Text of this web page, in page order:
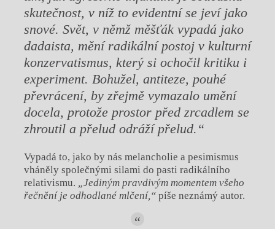
skutečnost, v níž to evidentní se jeví jako
snové. Svět, v němž měšťák vypadá jako
dadaista, mění radikální postoj v kulturní
konzervatismus, který si ochočil kritiku i
experiment. Bohužel, antiteze, pouhé
převrácení, by zřejmě vymazalo umění
docela, protože prostor před zrcadlem se
zhroutil a přelud odráží přelud.“
Vypadá to, jako by nás melancholie a pesimismus
vháněly společnými silami do pasti radikálního
relativismu.
„Jediným pravdivým momentem všeho
řečnění je odhodlané mlčení,“píše neznámý autor.